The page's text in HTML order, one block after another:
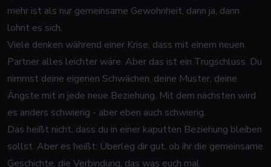
mehr ist als nur gemeinsame Gewohnheit, dann ja, dann
lohnt es sich.
Viele denken während einer Krise, dass mit einem neuen
Partner alles leichter wäre. Aber das ist ein Trugschluss. Du
nimmst deine eigenen Schwächen, deine Muster, deine
Ängste mit in jede neue Beziehung. Mit dem nächsten wird
es anders schwierig - aber eben auch schwierig.
Das heißt nicht, dass du in einer kaputten Beziehung bleiben
sollst. Aber es heißt: Überleg dir gut, ob ihr die gemeinsame
Geschichte, die Verbindung, das was euch mal